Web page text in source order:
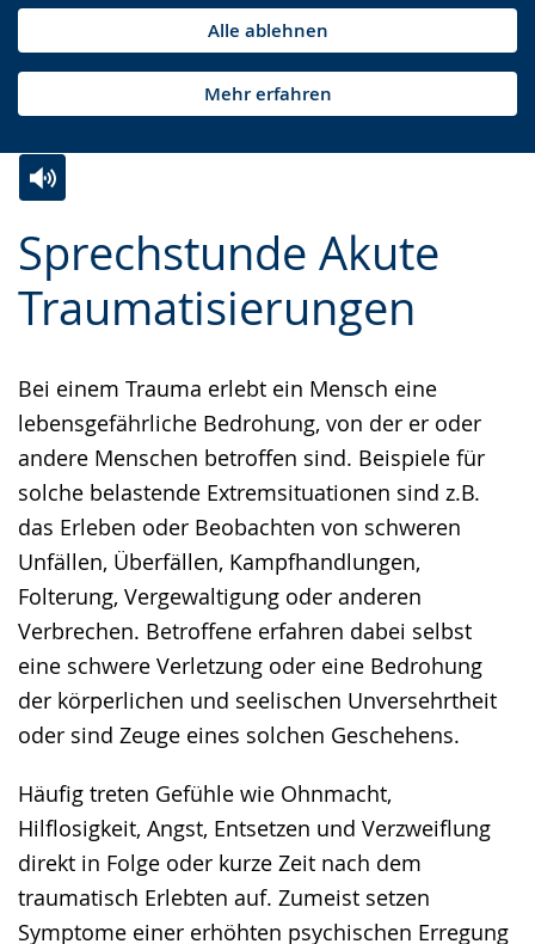
Alle ablehnen
Mehr erfahren
Sprechstunde Akute
Traumatisierungen
Bei einem Trauma erlebt ein Mensch eine
lebensgefährliche Bedrohung, von der er oder
andere Menschen betroffen sind. Beispiele für
solche belastende Extremsituationen sind z.B.
das Erleben oder Beobachten von schweren
Unfällen, Überfällen, Kampfhandlungen,
Folterung, Vergewaltigung oder anderen
Verbrechen. Betroffene erfahren dabei selbst
eine schwere Verletzung oder eine Bedrohung
der körperlichen und seelischen Unversehrtheit
oder sind Zeuge eines solchen Geschehens.
Häufig treten Gefühle wie Ohnmacht,
Hilflosigkeit, Angst, Entsetzen und Verzweiflung
direkt in Folge oder kurze Zeit nach dem
traumatisch Erlebten auf. Zumeist setzen
Symptome einer erhöhten psychischen Erregung
Leichten
Sprache
wechseln.
Audio-
Unterstützung.
Video
in
Deutscher
wird
angezeigt.